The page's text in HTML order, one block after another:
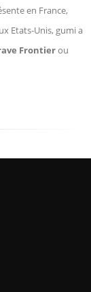
en France,
Etats-Unis, gumi a
Frontierou